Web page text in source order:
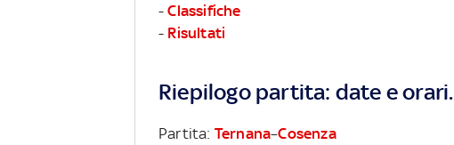
-Classifiche
- Risultati
Riepilogo partita: date e orari.
Partita: Ternana–Cosenza